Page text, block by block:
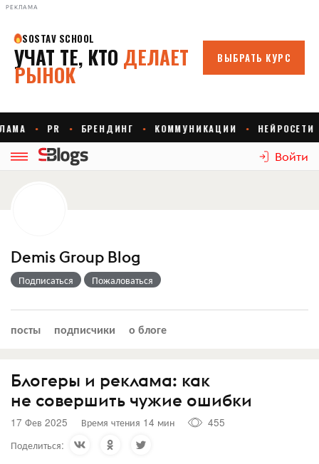
РЕКЛАМА
Войти
Demis Group Blog
Подписаться Пожаловаться
посты подписчики о блоге
Блогеры и реклама: как
не совершить чужие ошибки
17 Фев 2025 Время чтения 14 мин
455
Поделиться: